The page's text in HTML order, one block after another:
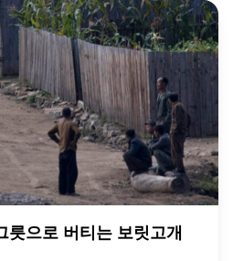
릇으로 버티는 보릿고개